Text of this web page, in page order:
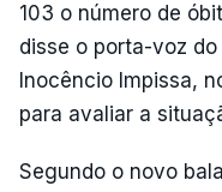
103 o número de
disse o porta-voz
Inocêncio Impissa,
para avaliar a
Segundo o novo